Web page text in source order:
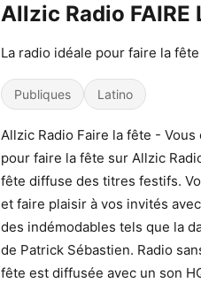
Allzic Radio FAIRE
La radio idéale pour faire la fête
Publiques Latino
Allzic Radio Faire la fête -
pour faire la fête sur Allzic
fête diffuse des titres festifs.
et faire plaisir à vos invités
des indémodables tels que la
de Patrick Sébastien. Radio
fête est diffusée avec un son